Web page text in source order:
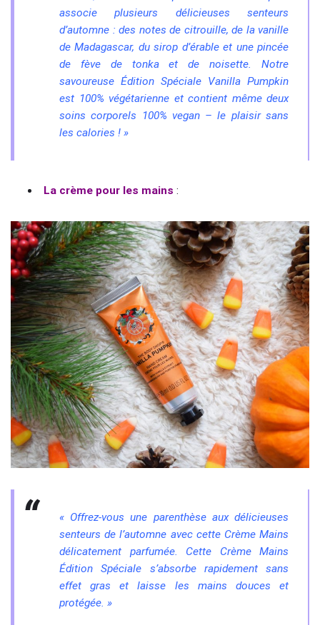
associe plusieurs délicieuses senteurs
d’automne : des notes de citrouille, de la vanille
de Madagascar, du sirop d’érable et une pincée
de fève de tonka et de noisette. Notre
savoureuse Édition Spéciale Vanilla Pumpkin
est 100% végétarienne et contient même deux
soins corporels 100% vegan – le plaisir sans
les calories ! »
La crème pour les mains :
« Offrez-vous une parenthèse aux délicieuses
senteurs de l’automne avec cette Crème Mains
délicatement parfumée. Cette Crème Mains
Édition Spéciale s’absorbe rapidement sans
effet gras et laisse les mains douces et
protégée. »